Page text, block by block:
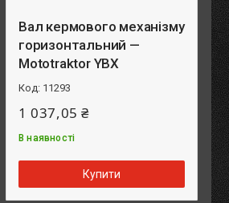
Вал кермового механізму
горизонтальний —
Mototraktor YBX
11293
1 037,05 ₴
В наявності
Купити